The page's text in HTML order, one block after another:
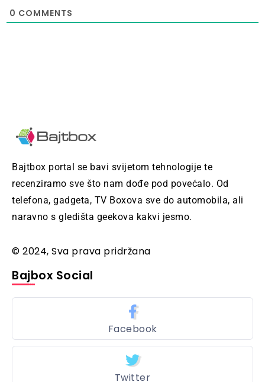
0 COMMENTS
Bajtbox portal se bavi svijetom tehnologije te
recenziramo sve što nam dođe pod povećalo. Od
telefona, gadgeta, TV Boxova sve do automobila, ali
naravno s gledišta geekova kakvi jesmo.
© 2024, Sva prava pridržana
Bajbox Social
Facebook
Twitter